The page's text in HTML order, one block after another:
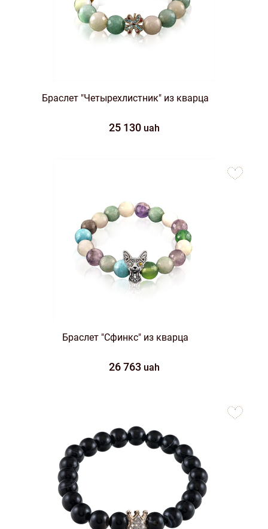
Браслет "Четырехлистник" из кварца
25 130 uah
Браслет "Сфинкс" из кварца
26 763 uah
favorites
favorites